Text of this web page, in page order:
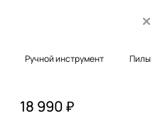
Ручной инструмент Пилы
18 990 ₽